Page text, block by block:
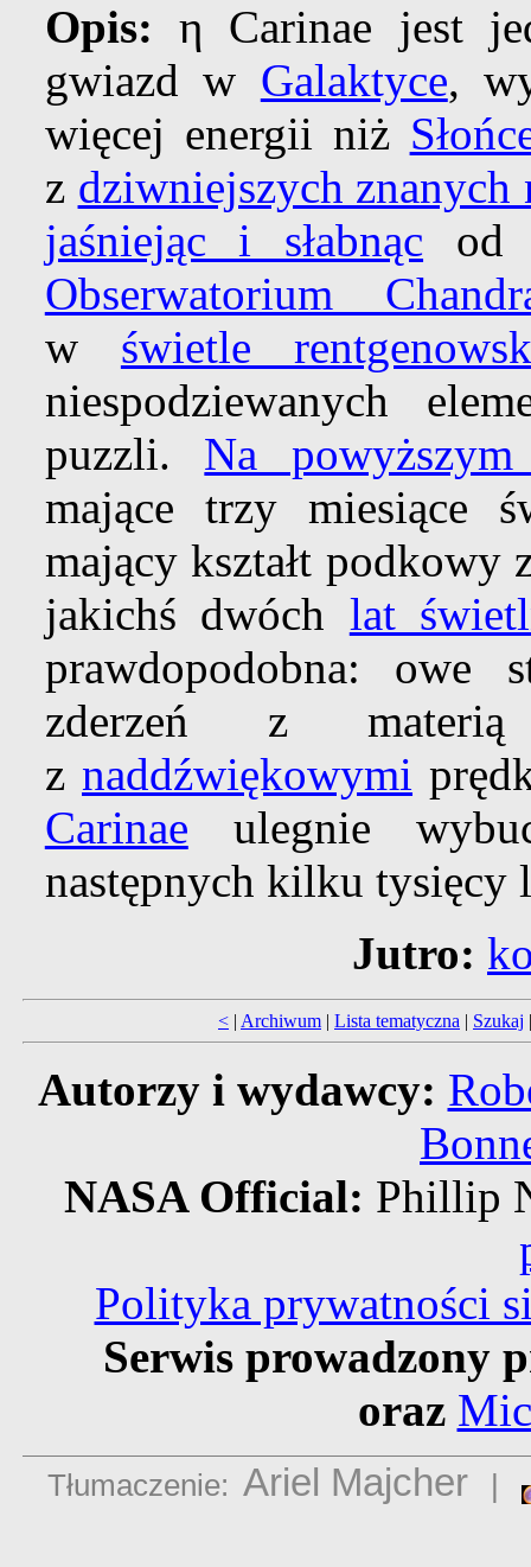
Opis: η Carinae jest
gwiazd w Galaktyce,
więcej energii niż
z dziwniejszych znanych
jaśniejąc i słabnąc od
Obserwatorium
w świetle
niespodziewanych
puzzli. Na
mające trzy miesiące
mający kształt podkowy
jakichś dwóch lat
prawdopodobna: owe
zderzeń z
z naddźwiękowymi
Carinae ulegnie
następnych kilku tysięcy
Jutro:
< | Archiwum | Lista tematyczna | Szukaj
Autorzy i wydawcy:
NASA Official: Phillip
Polityka prywatności
Serwis prowadzony
oraz
Tłumaczenie: Ariel Majcher |